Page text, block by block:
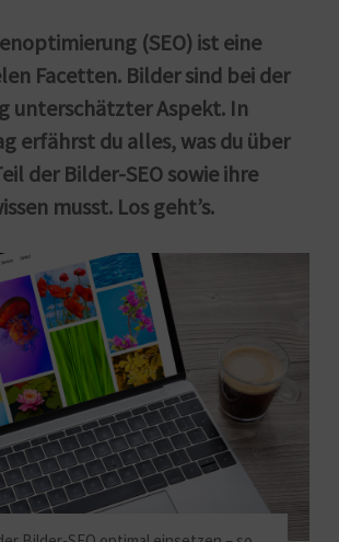
(SEO) ist eine
Facetten. Bilder sind bei der
unterschätzter Aspekt. In
erfährst du alles, was du über
der Bilder-SEO sowie ihre
musst. Los geht’s.